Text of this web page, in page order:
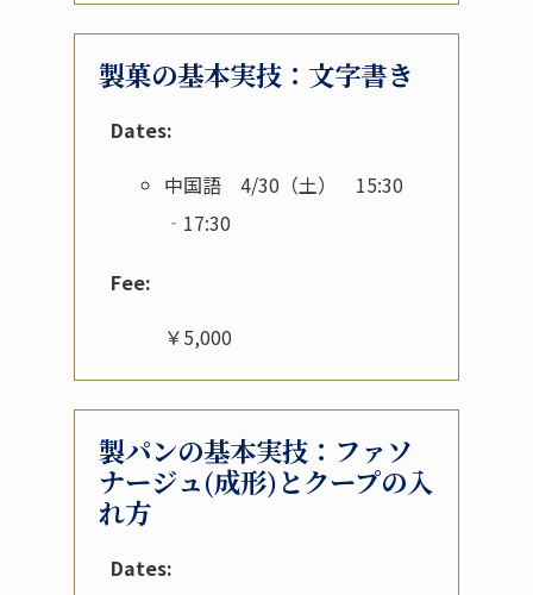
製菓の基本実技：文字書き
Dates:
中国語 4/30（土） 15:30
‐17:30
Fee:
￥5,000
製パンの基本実技：ファソ
ナージュ(成形)とクープの入
れ方
Dates: